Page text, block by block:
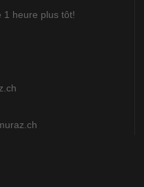
1 heure plus tôt!